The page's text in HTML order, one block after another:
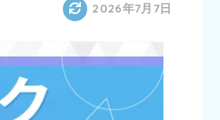
2026年7月7日